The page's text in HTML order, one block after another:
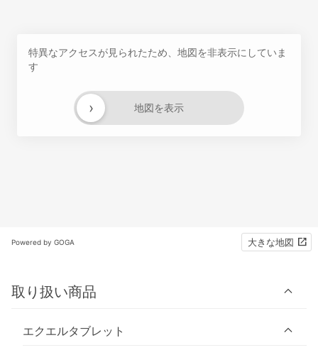
特異なアクセスが見られたため、地図を非表示にしていま
す
地図を表示
›
Powered by GOGA 大きな地図
取り扱い商品
エクエルタブレット